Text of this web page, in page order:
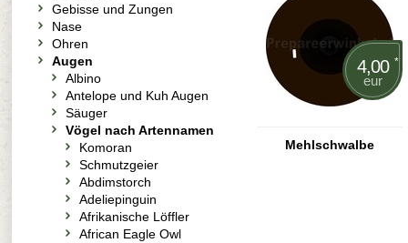
4,00 *
eur
Mehlschwalbe
Gebisse und Zungen
Nase
Ohren
Augen
Albino
Antelope und Kuh Augen
Säuger
Vögel nach Artennamen
Komoran
Schmutzgeier
Abdimstorch
Adeliepinguin
Afrikanische Löffler
African Eagle Owl